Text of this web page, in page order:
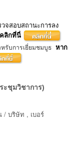
จสอบสถานะการลง
ลิกที่นี่
หรับการเยี่ยมชมบูธ หาก
ะชุมวิชาการ)
บริษัท , เบอร์